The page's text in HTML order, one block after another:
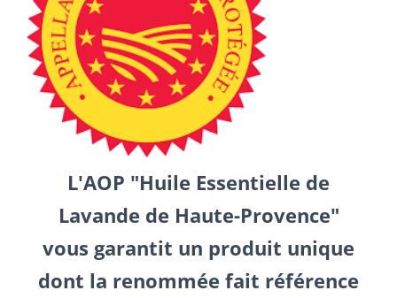
L'AOP "Huile Essentielle de
Lavande de Haute-Provence"
vous garantit un produit unique
dont la renommée fait référence